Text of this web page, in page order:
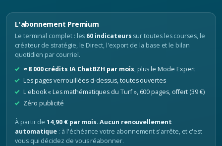
L'abonnement Premium
Le terminal complet : les 60 indicateurs sur toutes les courses, le
créateur de stratégie, le Direct, l'export de la base et le bilan
quotidien par courriel.
≈ 8 000 crédits IA ChatBZH par mois, plus le Mode Expert
Les pages verrouillées ci-dessus, toutes ouvertes
L'ebook « Les mathématiques du Turf », 600 pages, offert (39 €)
Zéro publicité
À partir de14,90 € par mois.Aucun renouvellement
automatique : à l'échéance votre abonnement s'arrête, et c'est
vous qui décidez de vous réabonner.